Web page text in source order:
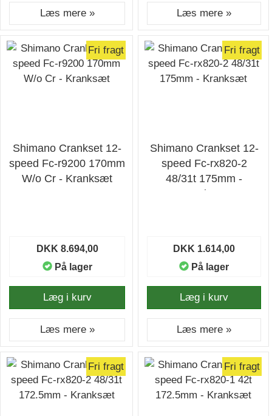
Læs mere » Læs mere »
Fri fragt
Shimano Crankset 12-
speed Fc-r9200 170mm
W/o Cr - Kranksæt
DKK 8.694,00
På lager
Læg i kurv
Læs mere »
Fri fragt
Shimano Crankset 12-
speed Fc-rx820-2
48/31t 175mm -
Kranksæt
DKK 1.614,00
På lager
Læg i kurv
Læs mere »
Fri fragt Fri fragt